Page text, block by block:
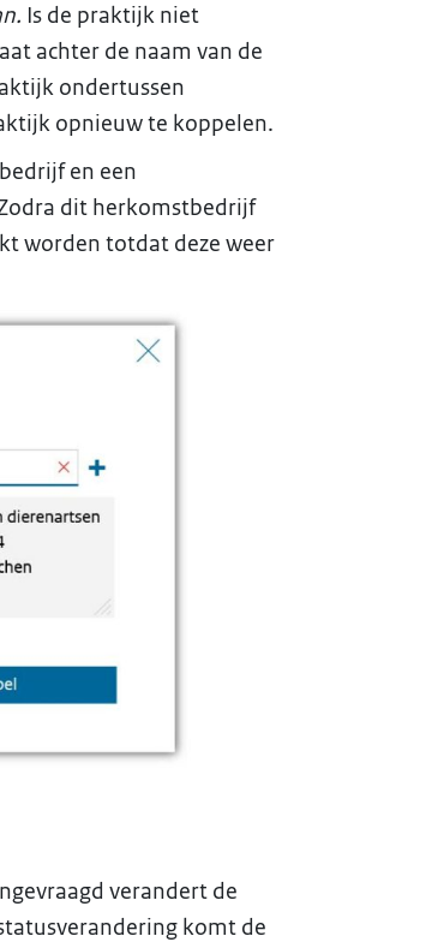
Is de praktijk niet
achter de naam van de
ondertussen
opnieuw te koppelen.
en een
dit herkomstbedrijf
worden totdat deze weer
verandert de
komt de